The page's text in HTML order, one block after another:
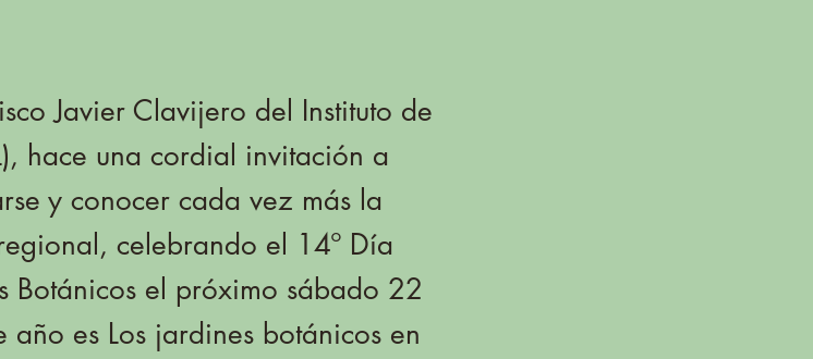
Javier Clavijero del Instituto de
hace una cordial invitación a
y conocer cada vez más la
celebrando el 14º Día
Botánicos el próximo sábado 22
es Los jardines botánicos en